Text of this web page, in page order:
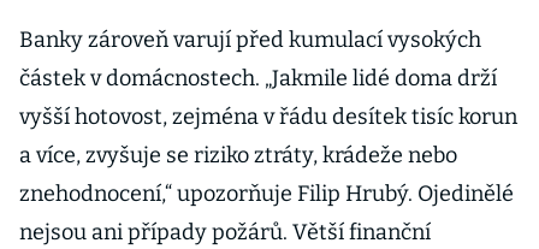
Banky zároveň varují před kumulací vysokých
částek v domácnostech. „Jakmile lidé doma drží
vyšší hotovost, zejména v řádu desítek tisíc korun
a více, zvyšuje se riziko ztráty, krádeže nebo
znehodnocení,“ upozorňuje Filip Hrubý. Ojedinělé
nejsou ani případy požárů. Větší finanční